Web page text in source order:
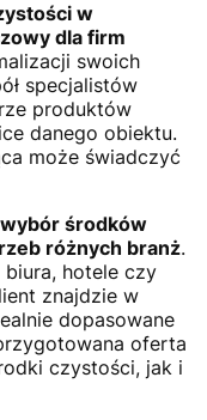
w
dla firm
swoich
specjalistów
produktów
danego obiektu.
może świadczyć
środków
różnych branż.
hotele czy
znajdzie w
dopasowane
oferta
czystości, jak i